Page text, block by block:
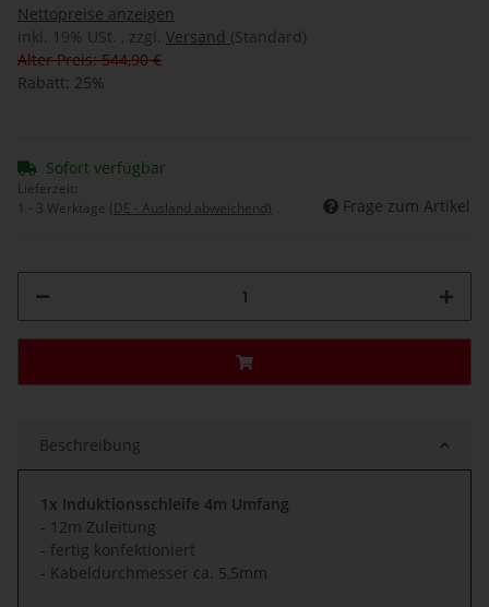
Nettopreise anzeigen
inkl. 19% USt. , zzgl. Versand (Standard)
Alter Preis: 544,90 €
Rabatt: 25%
Sofort verfügbar
Lieferzeit:
1 - 3 Werktage (DE - Ausland abweichend) Frage zum Artikel
Beschreibung
1x Induktionsschleife 4m Umfang
- 12m Zuleitung
- fertig konfektioniert
- Kabeldurchmesser ca. 5,5mm